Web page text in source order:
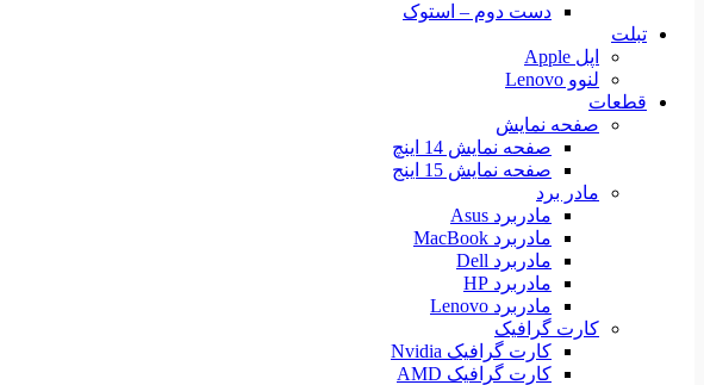
دست دوم – استوک
تبلت
اپل Apple
لنوو Lenovo
قطعات
صفحه نمایش
صفحه نمایش 14 اینچ
صفحه نمایش 15 اینج
مادر برد
مادربرد Asus
مادربرد MacBook
مادربرد Dell
مادربرد HP
مادربرد Lenovo
کارت گرافیک
کارت گرافیک Nvidia
کارت گرافیک AMD